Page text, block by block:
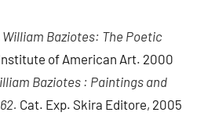
William Baziotes: The Poetic
of American Art. 2000
Baziotes : Paintings and
Cat. Exp. Skira Editore, 2005